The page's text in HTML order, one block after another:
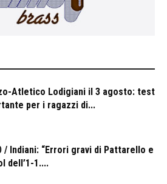
Atletico Lodigiani il 3 agosto: test
per i ragazzi di...
/ Indiani: “Errori gravi di Pattarello e
dell’1-1....